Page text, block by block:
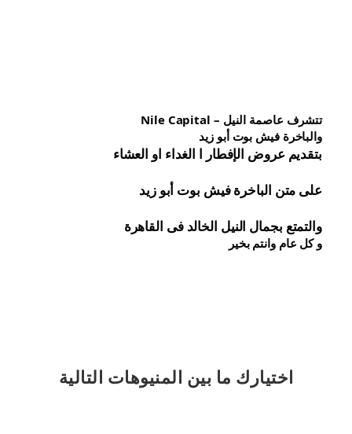
تتشرف عاصمة النيل – Nile Capital
والباخرة فيش بوت أبو زيد
بتقديم عروض الإفطار ا الغداء او العشاء
على متن الباخرة فيش بوت أبو زيد
والتمتع بجمال النيل الخالد فى القاهرة
و كل عام وانتم بخير
اختيارك ما بين المنيوهات التالية